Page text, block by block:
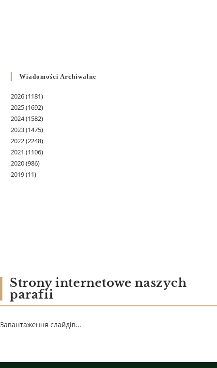
Wiadomości Archiwalne
2026(1181)
2025(1692)
2024(1582)
2023(1475)
2022(2248)
2021 (1106)
2020(986)
2019(11)
Strony internetowe naszych
parafii
Завантаження слайдів...